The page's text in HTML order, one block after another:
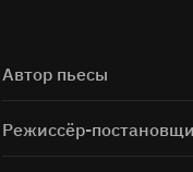
Автор пьесы
Режиссёр-